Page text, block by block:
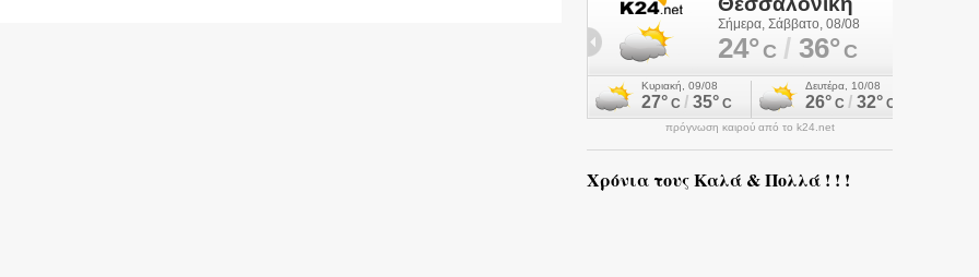
πρόγνωση καιρού από το k24.net
Χρόνια τους Καλά & Πολλά ! ! !